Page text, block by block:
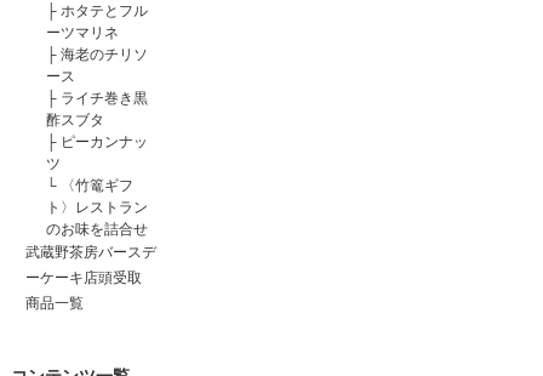
├ ホタテとフル
ーツマリネ
├ 海老のチリソ
ース
├ ライチ巻き黒
酢スブタ
├ ピーカンナッ
ツ
└
〈竹篭ギフ
ト〉レストラン
のお味を詰合せ
武蔵野茶房バースデ
ーケーキ店頭受取
商品一覧